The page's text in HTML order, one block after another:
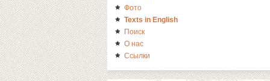
Фото
Texts in English
Поиск
О нас
Ссылки